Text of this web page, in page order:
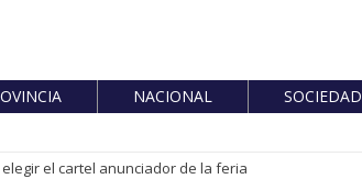
NACIONAL SOCIEDAD
el cartel anunciador de la feria